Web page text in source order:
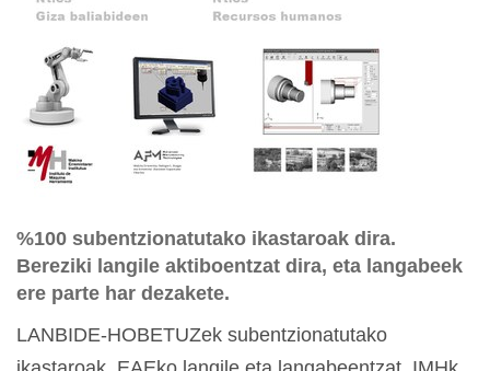
%100 subentzionatutako ikastaroak dira.
Bereziki langile aktiboentzat dira, eta langabeek
ere parte har dezakete.
LANBIDE-HOBETUZek subentzionatutako